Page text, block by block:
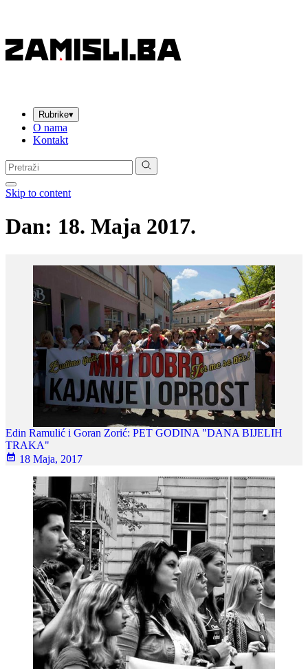
Rubrike▾
O nama
Kontakt
Pretraga:
Skip to content
Dan: 18. Maja 2017.
Edin Ramulić i Goran Zorić: PET GODINA "DANA BIJELIH
TRAKA"
18 Maja, 2017